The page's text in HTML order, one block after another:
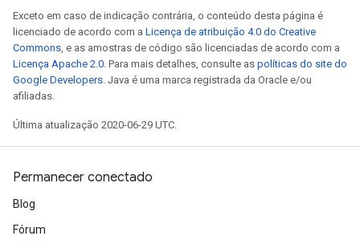
Exceto em caso de indicação contrária, o conteúdo desta página é
licenciado de acordo com a Licença de atribuição 4.0 do Creative
Commons, e as amostras de código são licenciadas de acordo com a
Licença Apache 2.0. Para mais detalhes, consulte as políticas do site do
Google Developers. Java é uma marca registrada da Oracle e/ou
afiliadas.
Última atualização 2020-06-29 UTC.
Permanecer conectado
Blog
Fórum